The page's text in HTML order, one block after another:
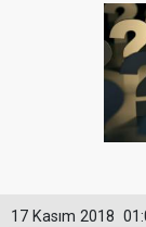
17 Kasım 2018